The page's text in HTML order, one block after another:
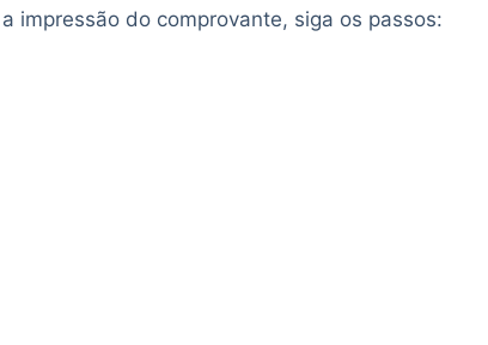
do comprovante, siga os passos: